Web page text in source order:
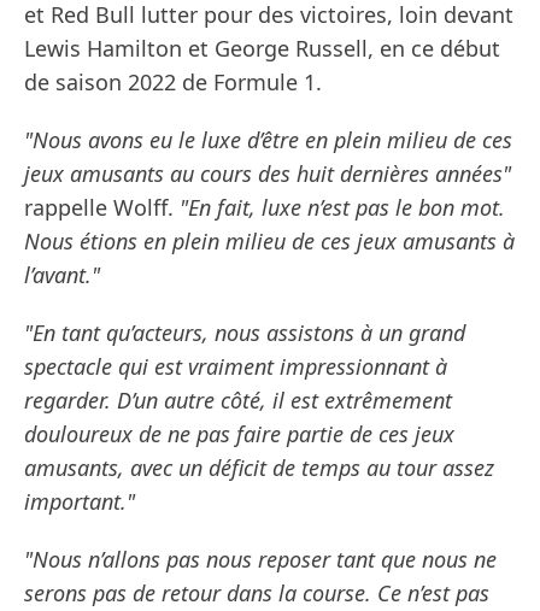
et Red Bull lutter pour des victoires, loin devant
Lewis Hamilton et George Russell, en ce début
de saison 2022 de Formule 1.
"Nous avons eu le luxe d’être en plein milieu de ces
jeux amusants au cours des huit dernières années"
rappelle Wolff. "En fait, luxe n’est pas le bon mot.
Nous étions en plein milieu de ces jeux amusants à
l’avant."
"En tant qu’acteurs, nous assistons à un grand
spectacle qui est vraiment impressionnant à
regarder. D’un autre côté, il est extrêmement
douloureux de ne pas faire partie de ces jeux
amusants, avec un déficit de temps au tour assez
important."
"Nous n’allons pas nous reposer tant que nous ne
serons pas de retour dans la course. Ce n’est pas